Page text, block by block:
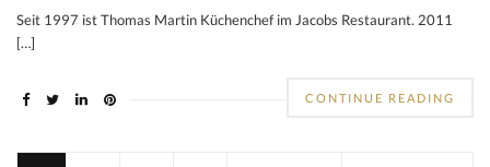
Seit 1997 ist Thomas Martin Küchenchef im Jacobs Restaurant. 2011
[…]
CONTINUE READING